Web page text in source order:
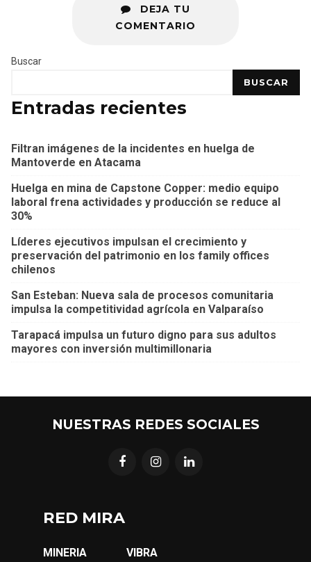
DEJA TU
COMENTARIO
Buscar
BUSCAR
Entradas recientes
Filtran imágenes de la incidentes en huelga de
Mantoverde en Atacama
Huelga en mina de Capstone Copper: medio equipo
laboral frena actividades y producción se reduce al
30%
Líderes ejecutivos impulsan el crecimiento y
preservación del patrimonio en los family offices
chilenos
San Esteban: Nueva sala de procesos comunitaria
impulsa la competitividad agrícola en Valparaíso
Tarapacá impulsa un futuro digno para sus adultos
mayores con inversión multimillonaria
NUESTRAS REDES SOCIALES
RED MIRA
MINERIA VIBRA